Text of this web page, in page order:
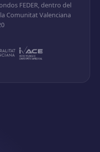
FEDER, dentro del
Comunitat Valenciana